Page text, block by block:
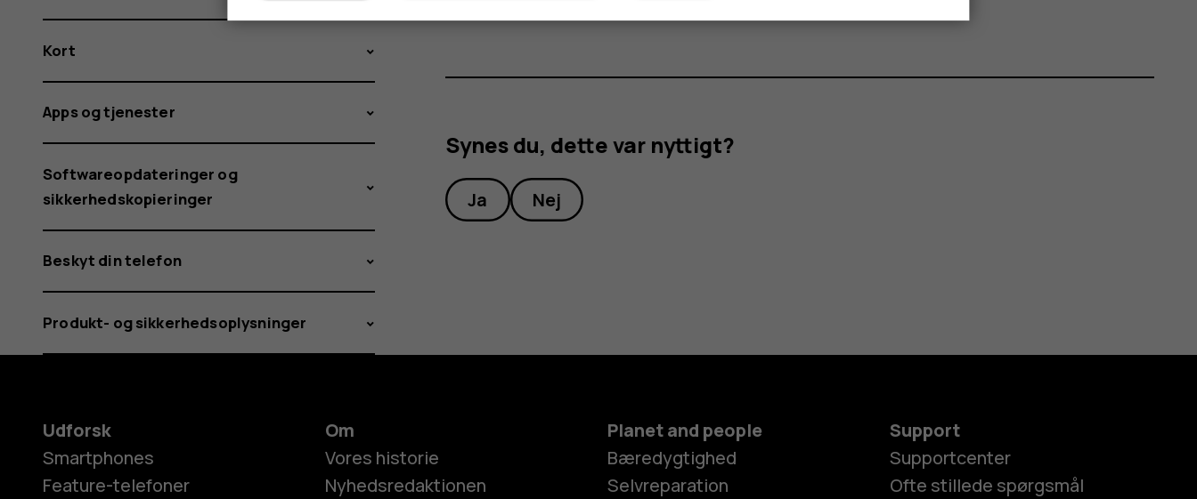
Synes du, dette var nyttigt?
Ja Nej
Kort
Apps og tjenester
Softwareopdateringer og
sikkerhedskopieringer
Beskyt din telefon
Produkt- og sikkerhedsoplysninger
Udforsk
Smartphones
Feature-telefoner
Om
Vores historie
Nyhedsredaktionen
Planet and people
Bæredygtighed
Selvreparation
Support
Supportcenter
Ofte stillede spørgsmål